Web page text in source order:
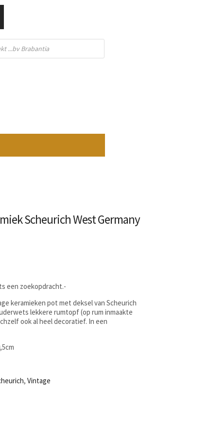
Scheurich West Germany
een zoekopdracht.-
keramieken pot met deksel van Scheurich
lekkere rumtopf (op rum inmaakte
ook al heel decoratief. In een
,Vintage